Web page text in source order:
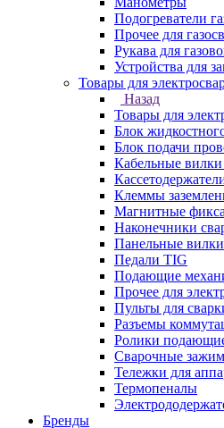
Подогреватели
Прочее для
Рукава для
Устройства для
Товары для
Назад
Товары для
Блок
Блок подачи
Кабельные вилки
Клеммы
Магнитные
Наконечники
Панельные вилки
Педали TIG
Подающие
Прочее для
Пульты для
Разъемы
Ролики
Сварочные
Тележки для
Термопеналы
Бренды